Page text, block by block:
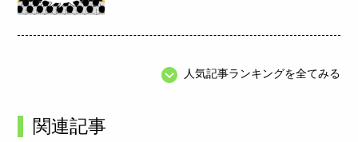
人気記事ランキングを全てみる
関連記事